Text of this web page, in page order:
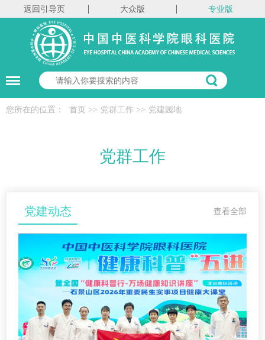
返回引导页 大众版 专业版
您所在的位置： 首页 >> 党群工作 >> 党建园地
党群工作
查看全部
党建动态